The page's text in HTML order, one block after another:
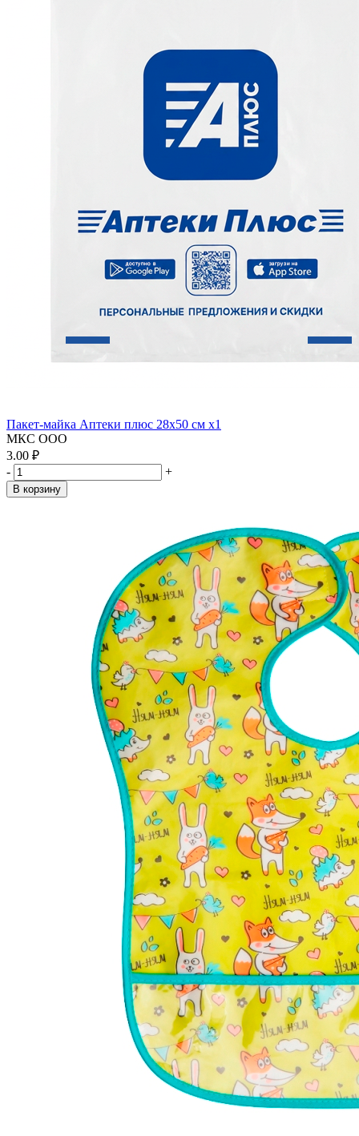
Пакет-майка Аптеки плюс 28х50 см x1
МКС ООО
3.00 ₽
-
+
В корзину